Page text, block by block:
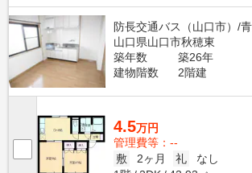
防長交通バス（山口市）/
山口県山口市秋穂東
築年数
築26年
建物階数
2階建
4.5万円
管理費等：--
敷
2ヶ月 礼
なし